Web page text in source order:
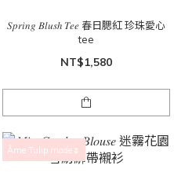
𝑆𝑝𝑟𝑖𝑛𝑔 𝐵𝑙𝑢𝑠ℎ 𝑇𝑒𝑒 春日腮紅 珍珠愛心
tee
NT$1,580
Âme Tulip made🌷